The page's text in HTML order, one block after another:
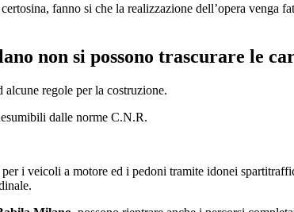
fanno si che la realizzazione dell’opera venga
non si possono trascurare le
alcune regole per la costruzione.
dalle norme C.N.R.
i veicoli a motore ed i pedoni tramite idonei